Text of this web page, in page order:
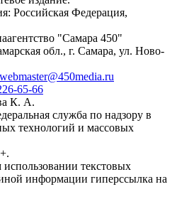
Российская Федерация,
"Самара 450"
обл., г. Самара, ул. Ново-
webmaster@450media.ru
65-66
К. А.
служба по надзору в
технологий и массовых
текстовых
информации гиперссылка на